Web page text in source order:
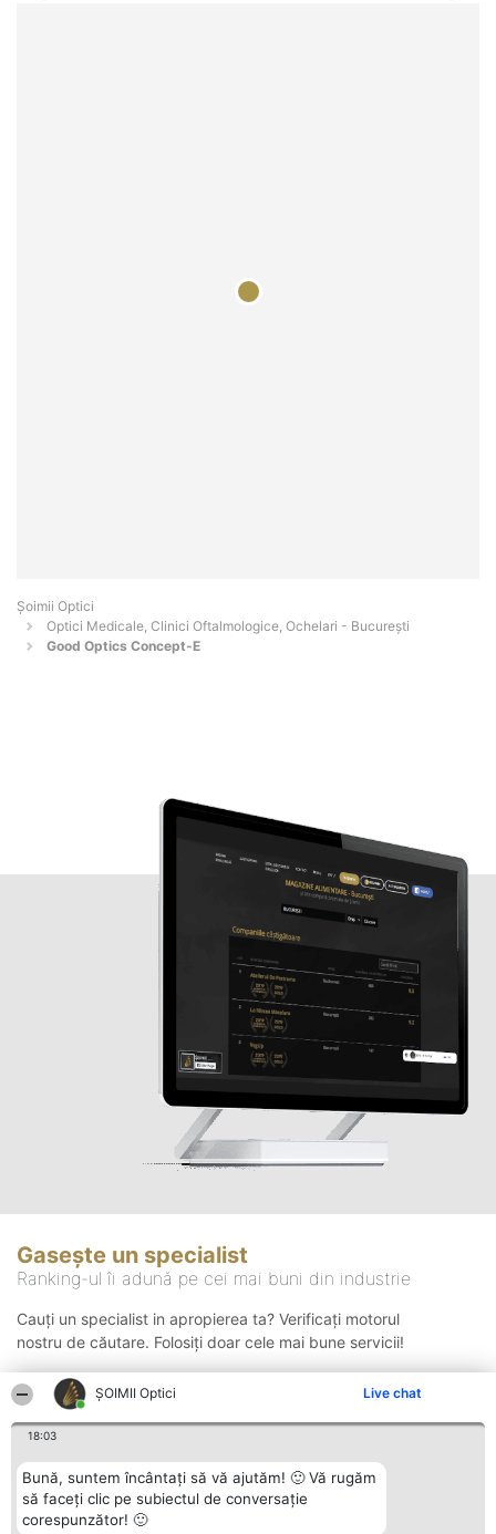
ȘOIMII Optici Live chat
18:03
Bună, suntem încântați să vă ajutăm! 🙂 Vă rugăm
să faceți clic pe subiectul de conversație
corespunzător! 🙂
Șoimii Optici
Optici Medicale, Clinici Oftalmologice, Ochelari - Bucureşti
Good Optics Concept-E
Gasește un specialist
Ranking-ul îi adună pe cei mai buni din industrie
Cauți un specialist in apropierea ta? Verificați motorul
nostru de căutare. Folosiți doar cele mai bune servicii!